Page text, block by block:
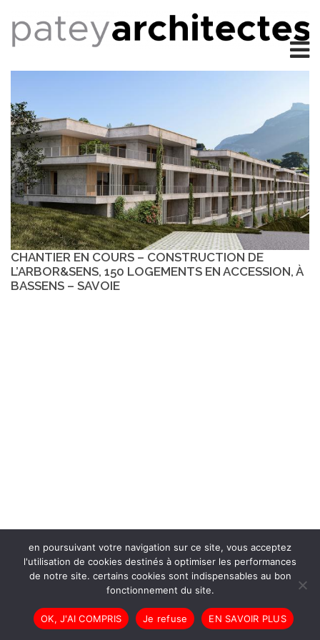
CHANTIER EN COURS – CONSTRUCTION DE
L’ARBOR&SENS, 150 LOGEMENTS EN ACCESSION, À
BASSENS – SAVOIE
en poursuivant votre navigation sur ce site, vous acceptez
l'utilisation de cookies destinés à optimiser les performances
de notre site. certains cookies sont indispensables au bon
fonctionnement du site.
OK, J'AI COMPRIS Je refuse EN SAVOIR PLUS